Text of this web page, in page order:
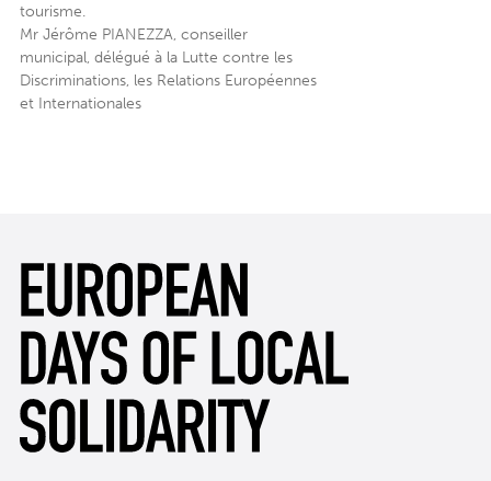
tourisme.
Mr Jérôme PIANEZZA, conseiller
municipal, délégué à la Lutte contre les
Discriminations, les Relations Européennes
et Internationales